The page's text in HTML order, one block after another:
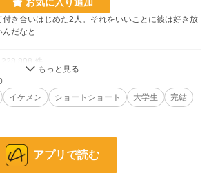
き合いはじめた2人。それをいいことに彼は好き放
んだなと…
件
件
イケメン ショートショート 大学生
完結
アプリで読む